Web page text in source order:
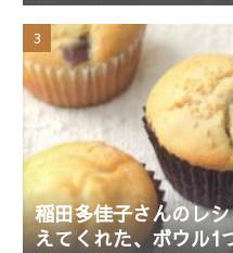
稲田多佳子さんのレ
えてくれた、ボウル1